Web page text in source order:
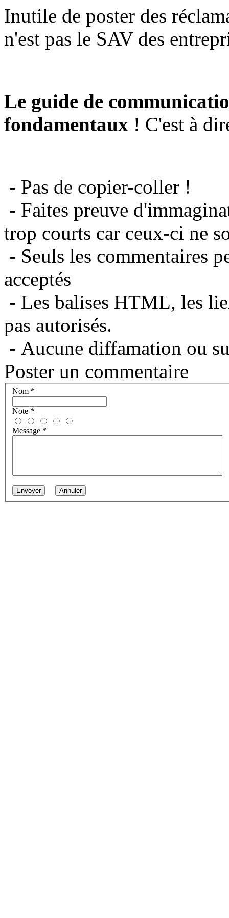
Inutile de poster des
n'est pas le SAV des
Le guide de
fondamentaux ! C'est à
- Pas de copier-coller !
- Faites preuve
trop courts car ceux-ci ne
- Seuls les commentaires
acceptés
- Les balises HTML, les
pas autorisés.
- Aucune diffamation ou
Poster un commentaire
Nom *
Note *
Message *